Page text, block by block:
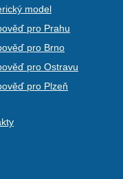
model
pro Prahu
pro Brno
pro Ostravu
pro Plzeň